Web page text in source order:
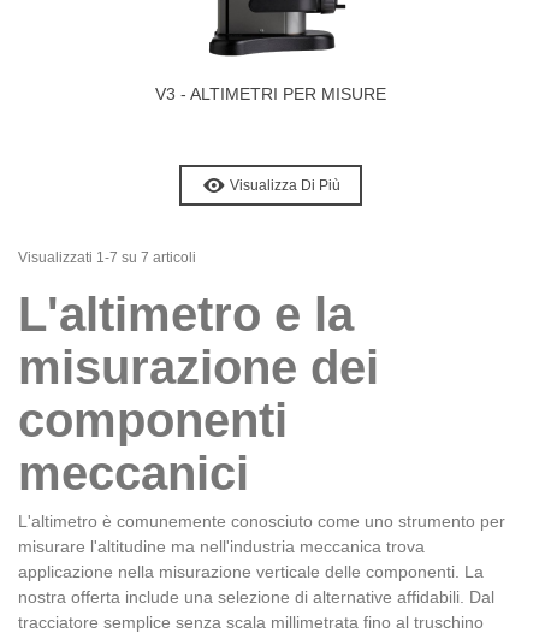
V3 - ALTIMETRI PER MISURE
Visualizza Di Più
Visualizzati 1-7 su 7 articoli
L'altimetro e la
misurazione dei
componenti
meccanici
L'altimetro è comunemente conosciuto come uno strumento per
misurare l'altitudine ma nell'industria meccanica trova
applicazione nella misurazione verticale delle componenti. La
nostra offerta include una selezione di alternative affidabili. Dal
tracciatore semplice senza scala millimetrata fino al truschino